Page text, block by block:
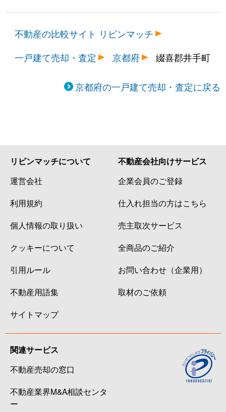
不動産の比較サイト リビンマッチ
一戸建て売却・査定
京都府 綴喜郡井手町
京都府の一戸建て売却・査定に戻る
リビンマッチについて
運営会社
利用規約
個人情報の取り扱い
クッキーについて
引用ルール
不動産用語集
サイトマップ
不動産会社向けサービス
企業会員のご登録
仕入れ担当の方はこちら
売主取次サービス
全商品のご紹介
お問い合わせ（企業用）
取材のご依頼
関連サービス
不動産売却の窓口
不動産業界M&A相談センタ
ー